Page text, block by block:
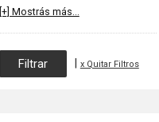
[+] Mostrás más...
| x Quitar Filtros